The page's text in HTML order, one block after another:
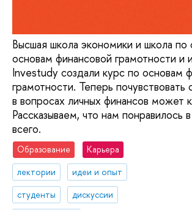
Высшая школа экономики и школа
основам финансовой грамотности и
Investudy создали курс по основам
грамотности. Теперь почувствовать
в вопросах личных финансов может
Рассказываем, что нам понравилось
всего.
Образование
Карьера
лектории
идеи и опыт
студенты
дискуссии